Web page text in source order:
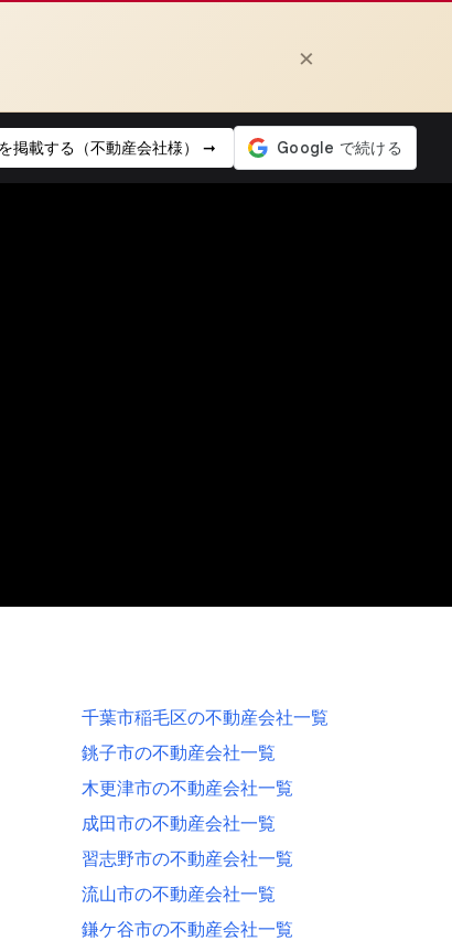
×
掲載する（不動産会社様） ➞
千葉市稲毛区の不動産会社一覧
銚子市の不動産会社一覧
木更津市の不動産会社一覧
成田市の不動産会社一覧
習志野市の不動産会社一覧
流山市の不動産会社一覧
鎌ケ谷市の不動産会社一覧